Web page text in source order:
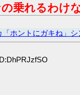
乗れるわけな
「ホントにガキね」シ